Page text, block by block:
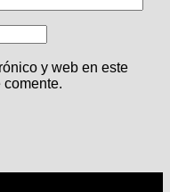
y web en este